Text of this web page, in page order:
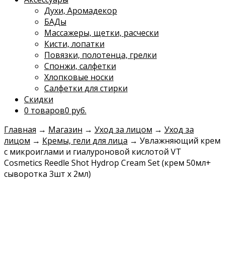
Духи, Аромадекор
БАДы
Массажеры, щетки, расчески
Кисти, лопатки
Повязки, полотенца, грелки
Спонжи, салфетки
Хлопковые носки
Салфетки для стирки
Скидки
0 товаров0 руб.
Главная → Магазин → Уход за лицом → Уход за
лицом → Кремы, гели для лица → Увлажняющий крем
с микроиглами и гиалуроновой кислотой VT
Cosmetics Reedle Shot Hydrop Cream Set (крем 50мл+
сыворотка 3шт х 2мл)